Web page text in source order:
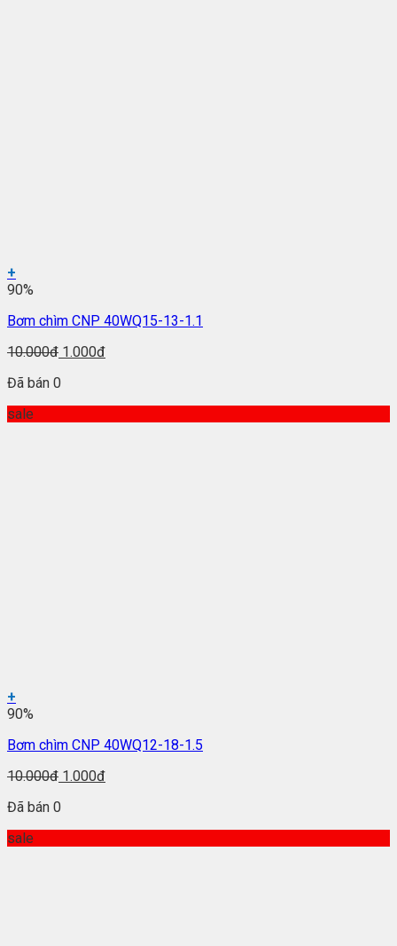
+
90%
Bơm chìm CNP 40WQ15-13-1.1
10.000đ 1.000đ
Đã bán 0
sale
+
90%
Bơm chìm CNP 40WQ12-18-1.5
10.000đ 1.000đ
Đã bán 0
sale